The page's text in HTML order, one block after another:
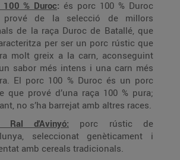
100 % Duroc: és porc 100 % Duroc
prové de la selecció de millors
de la raça Duroc de Batallé, que
per ser un porc rústic que
molt greix a la carn, aconseguint
sabor més intens i una carn més
El porc 100 % Duroc és un porc
que prové d’una raça 100 % pura;
no s’ha barrejat amb altres races.
Ral d'Avinyó: porc rústic de
seleccionat genèticament i
amb cereals tradicionals.